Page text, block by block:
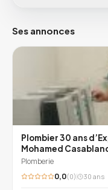
Ses annonces
Plombier 30 ans
Mohamed
Plomberie
0,0(0) 30 ans